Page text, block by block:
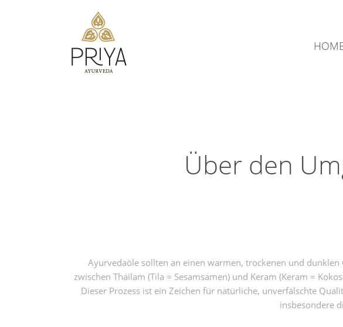
Über den
Ayurvedaöle sollten an einen warmen, trockenen und
zwischen Thailam (Tila = Sesamsamen) und Keram (Keram =
Dieser Prozess ist ein Zeichen für natürliche, unverfälschte
insbesondere